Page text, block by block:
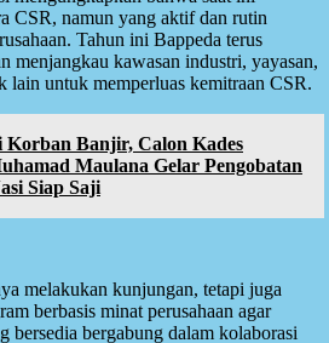
CSR, namun yang aktif dan rutin
Tahun ini Bappeda terus
menjangkau kawasan industri, yayasan,
lain untuk memperluas kemitraan CSR.
Korban Banjir, Calon Kades
Maulana Gelar Pengobatan
Siap Saji
melakukan kunjungan, tetapi juga
berbasis minat perusahaan agar
bersedia bergabung dalam kolaborasi